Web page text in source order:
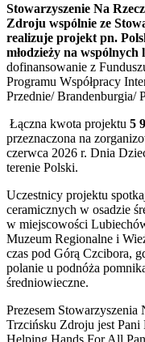
Stowarzyszenie Na
Zdroju wspólnie ze
realizuje projekt pn.
młodzieży na
dofinansowanie z
Programu Współpracy
Przednie/ Brandenburgia/
Łączna kwota projektu 5
przeznaczona na
czerwca 2026 r. Dnia
terenie Polski.
Uczestnicy projektu
ceramicznych w osadzie
w miejscowości
Muzeum Regionalne i
czas pod Górą Czcibora,
polanie u podnóża
średniowieczne.
Prezesem
Trzcińsku Zdroju jest Pani
Helping Hands For All